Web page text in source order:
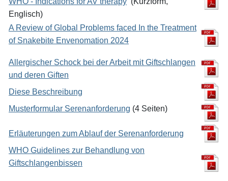
Englisch)
A Review of Global Problems faced In the Treatment
of Snakebite Envenomation 2024
Allergischer Schock bei der Arbeit mit Giftschlangen
und deren Giften
Diese Beschreibung
Musterformular Serenanforderung (4 Seiten)
Erläuterungen zum Ablauf der Serenanforderung
WHO Guidelines zur Behandlung von
Giftschlangenbissen